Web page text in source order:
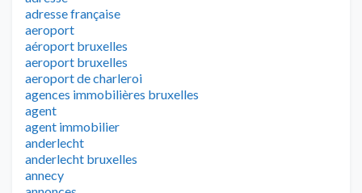
adresse française
aeroport
aéroport bruxelles
aeroport bruxelles
aeroport de charleroi
agences immobilières bruxelles
agent
agent immobilier
anderlecht
anderlecht bruxelles
annecy